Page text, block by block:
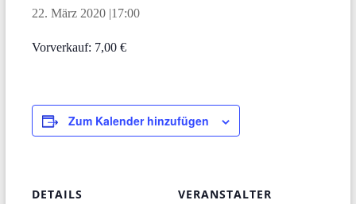
22. März 2020 |17:00
Vorverkauf: 7,00 €
Zum Kalender hinzufügen
DETAILS VERANSTALTER